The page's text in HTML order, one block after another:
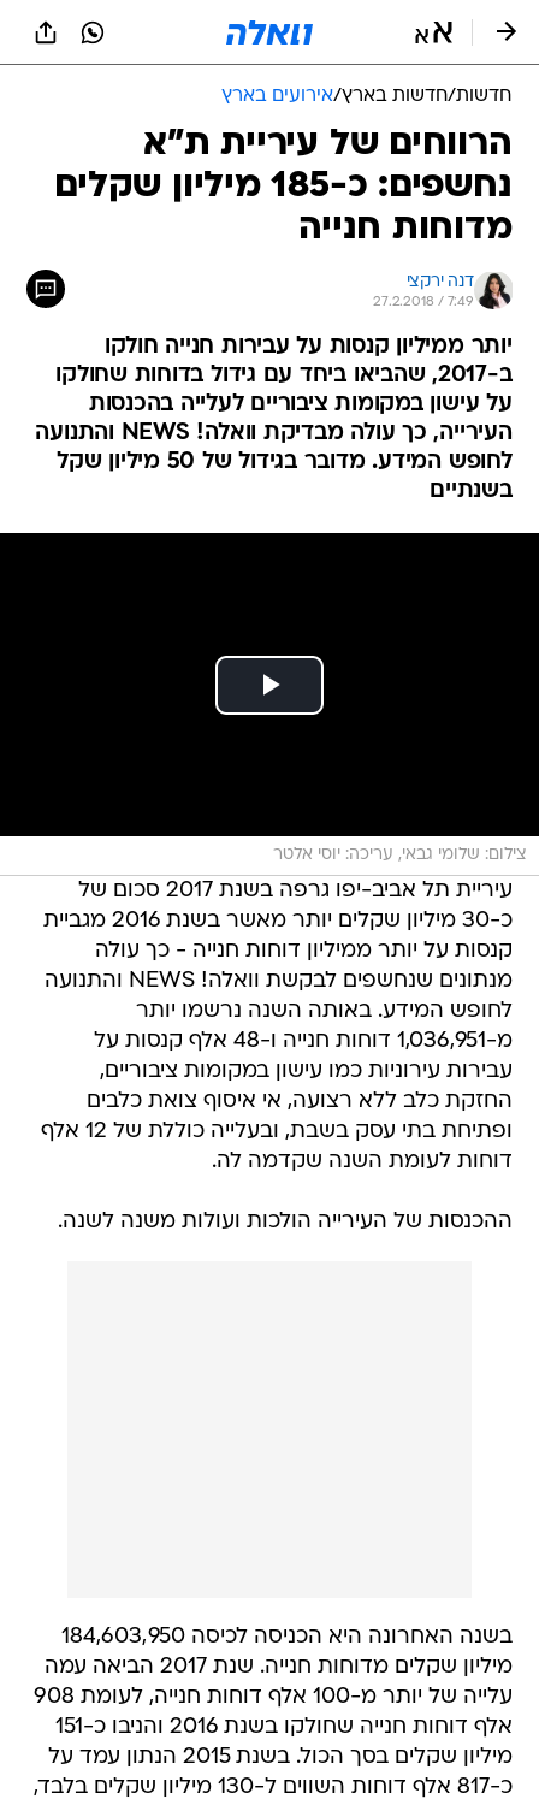
חדשות/חדשות בארץ/אירועים בארץ
הרווחים של עיריית ת"א
נחשפים: כ-185 מיליון שקלים
מדוחות חנייה
דנה ירקצי
27.2.2018 / 7:49
יותר ממיליון קנסות על עבירות חנייה חולקו
ב-2017, שהביאו ביחד עם גידול בדוחות שחולקו
על עישון במקומות ציבוריים לעלייה בהכנסות
העירייה, כך עולה מבדיקת וואלה! NEWS והתנועה
לחופש המידע. מדובר בגידול של 50 מיליון שקל
בשנתיים
צילום: שלומי גבאי, עריכה: יוסי אלטר
עיריית תל אביב-יפו גרפה בשנת 2017 סכום של
כ-30 מיליון שקלים יותר מאשר בשנת 2016 מגביית
קנסות על יותר ממיליון דוחות חנייה - כך עולה
מנתונים שנחשפים לבקשת וואלה! NEWS והתנועה
לחופש המידע. באותה השנה נרשמו יותר
מ-1,036,951 דוחות חנייה ו-48 אלף קנסות על
עבירות עירוניות כמו עישון במקומות ציבוריים,
החזקת כלב ללא רצועה, אי איסוף צואת כלבים
ופתיחת בתי עסק בשבת, ובעלייה כוללת של 12 אלף
דוחות לעומת השנה שקדמה לה.
ההכנסות של העירייה הולכות ועולות משנה לשנה.
בשנה האחרונה היא הכניסה לכיסה 184,603,950
מיליון שקלים מדוחות חנייה. שנת 2017 הביאה עמה
עלייה של יותר מ-100 אלף דוחות חנייה, לעומת 908
אלף דוחות חנייה שחולקו בשנת 2016 והניבו כ-151
מיליון שקלים בסך הכול. בשנת 2015 הנתון עמד על
כ-817 אלף דוחות השווים ל-130 מיליון שקלים בלבד,